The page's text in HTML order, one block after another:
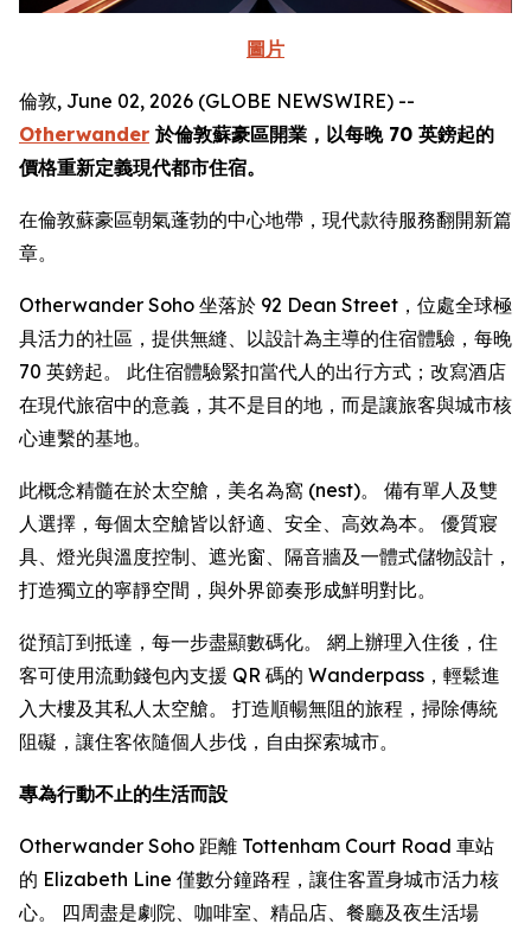
圖片
倫敦, June 02, 2026 (GLOBE NEWSWIRE) --
Otherwander 於倫敦蘇豪區開業，以每晚 70 英鎊起的
價格重新定義現代都市住宿。
在倫敦蘇豪區朝氣蓬勃的中心地帶，現代款待服務翻開新篇
章。
Otherwander Soho 坐落於 92 Dean Street，位處全球極
具活力的社區，提供無縫、以設計為主導的住宿體驗，每晚
70 英鎊起。 此住宿體驗緊扣當代人的出行方式；改寫酒店
在現代旅宿中的意義，其不是目的地，而是讓旅客與城市核
心連繫的基地。
此概念精髓在於太空艙，美名為窩 (nest)。 備有單人及雙
人選擇，每個太空艙皆以舒適、安全、高效為本。 優質寢
具、燈光與溫度控制、遮光窗、隔音牆及一體式儲物設計，
打造獨立的寧靜空間，與外界節奏形成鮮明對比。
從預訂到抵達，每一步盡顯數碼化。 網上辦理入住後，住
客可使用流動錢包內支援 QR 碼的 Wanderpass，輕鬆進
入大樓及其私人太空艙。 打造順暢無阻的旅程，掃除傳統
阻礙，讓住客依隨個人步伐，自由探索城市。
專為行動不止的生活而設
Otherwander Soho 距離 Tottenham Court Road 車站
的 Elizabeth Line 僅數分鐘路程，讓住客置身城市活力核
心。 四周盡是劇院、咖啡室、精品店、餐廳及夜生活場